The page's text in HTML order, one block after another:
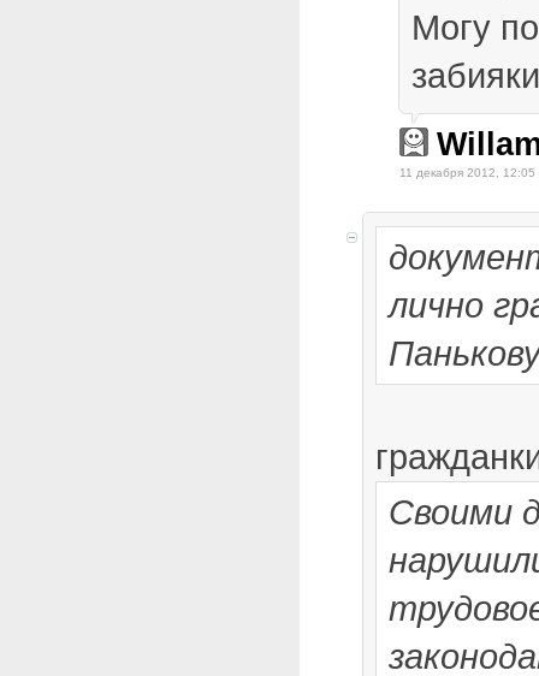
Могу
забияки
11 декабря 2012, 12:05
лично
Своими